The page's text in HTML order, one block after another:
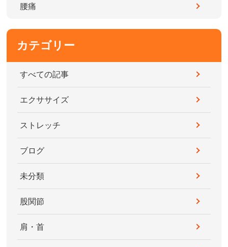
腰痛
カテゴリー
すべての記事
エクササイズ
ストレッチ
ブログ
未分類
股関節
肩・首